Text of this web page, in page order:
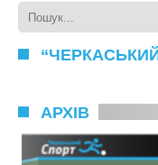
АРХІВ